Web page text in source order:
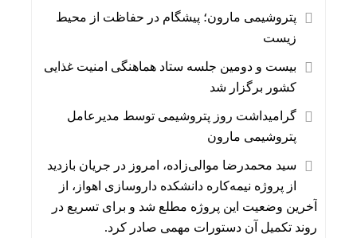
پتروشیمی مارون؛ پیشگام در حفاظت از محیط
زیست
بیست و دومین جلسه ستاد هماهنگی امنیت غذایی
کشور برگزار شد
گرامیداشت روز پتروشیمی توسط مدیرعامل
پتروشیمی مارون
سید محمدرضا موالی‌زاده، امروز در جریان بازدید
از پروژه نیمه‌کاره دانشکده داروسازی اهواز، از
آخرین وضعیت این پروژه مطلع شد و برای تسریع در
روند تکمیل آن دستورات مهمی صادر کرد.